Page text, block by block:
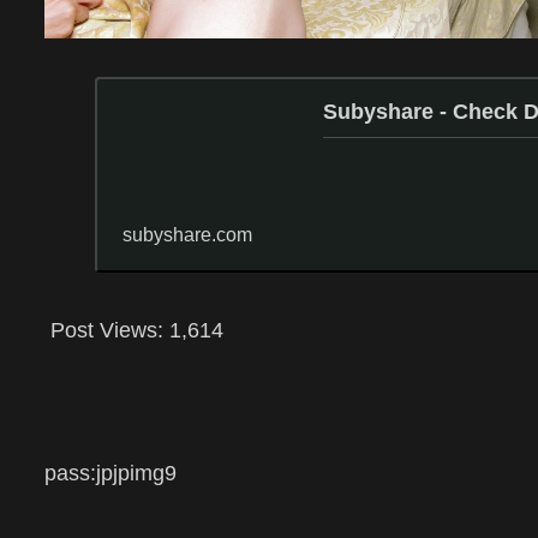
Subyshare - Check
subyshare.com
Post Views: 1,614
pass:jpjpimg9